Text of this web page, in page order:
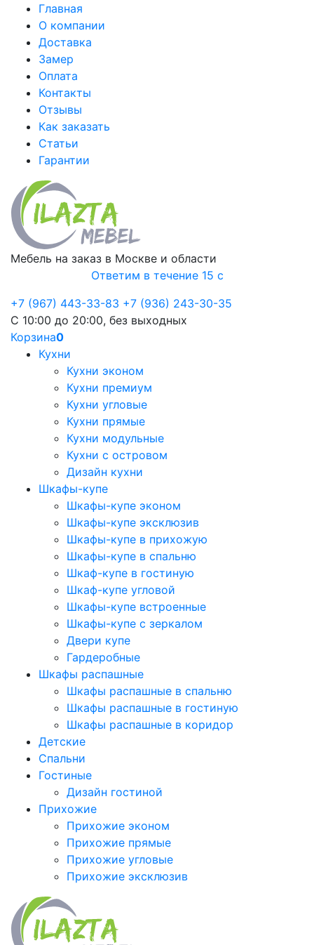
Главная
О компании
Доставка
Замер
Оплата
Контакты
Отзывы
Как заказать
Статьи
Гарантии
Мебель на заказ в Москве и области
Ответим в течение 15 с
+7 (967) 443-33-83 +7 (936) 243-30-35
С 10:00 до 20:00, без выходных
Корзина0
Кухни
Кухни эконом
Кухни премиум
Кухни угловые
Кухни прямые
Кухни модульные
Кухни с островом
Дизайн кухни
Шкафы-купе
Шкафы-купе эконом
Шкафы-купе эксклюзив
Шкафы-купе в прихожую
Шкафы-купе в спальню
Шкаф-купе в гостиную
Шкаф-купе угловой
Шкафы-купе встроенные
Шкафы-купе с зеркалом
Двери купе
Гардеробные
Шкафы распашные
Шкафы распашные в спальню
Шкафы распашные в гостиную
Шкафы распашные в коридор
Детские
Спальни
Гостиные
Дизайн гостиной
Прихожие
Прихожие эконом
Прихожие прямые
Прихожие угловые
Прихожие эксклюзив